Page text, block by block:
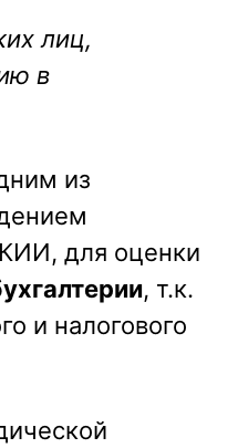
лиц,
в
из
КИИ, для оценки
, т.к.
и налогового